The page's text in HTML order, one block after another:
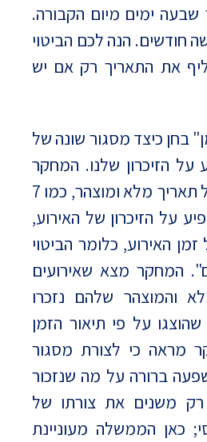
ימים מיום הקבורה.
חודשים. הנה לכם הביטוי
את התאריך רק אם יש
בחן כיצד מסגור שונה של
על הזיכרון שלנו. המחקר
בחן איך מסגור הזמן של תאריך מלא ומוצהר, כמו 7
על הזיכרון של האירוע,
האירוע, כלומר הביטוי
המחקר מצא שאירועים
והמוצהר שלהם נזכרו
על פי תיאור הזמן
מראה כי לצורת מסגור
ברורה על מה שנזכור
רק משנים את צורתו של
כאן הממשלה מעוניינת